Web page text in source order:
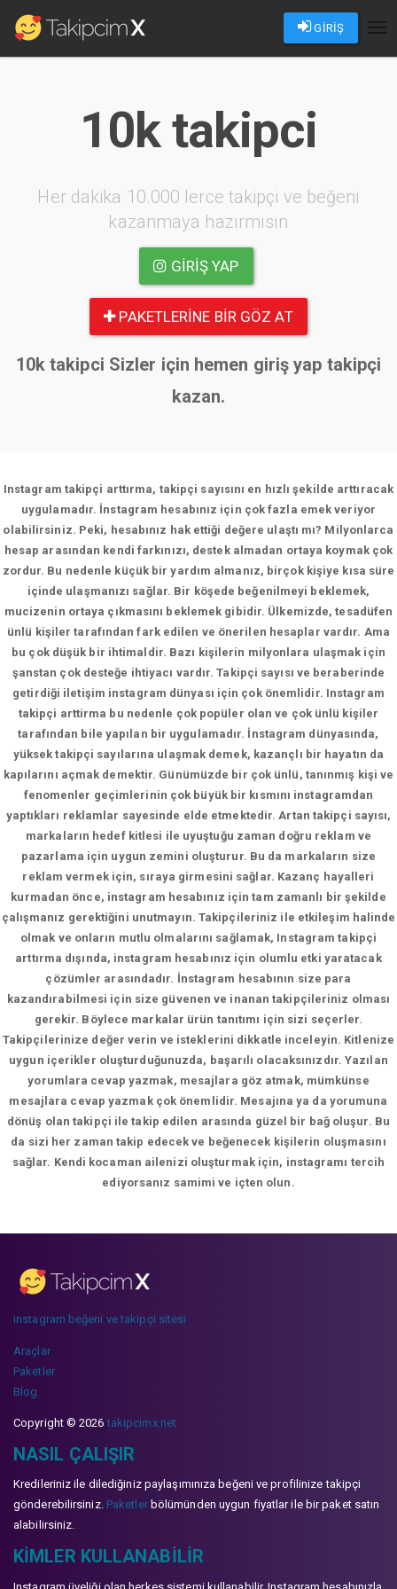
GİRİŞ
10k takipci
Her dakika 10.000 lerce takipçi ve beğeni
kazanmaya hazırmısın
GIRIŞ YAP
PAKETLERINE BIR GÖZ AT
10k takipci Sizler için hemen giriş yap takipçi
kazan.
Instagram takipçi arttırma, takipçi sayısını en hızlı şekilde arttıracak
uygulamadır. İnstagram hesabınız için çok fazla emek veriyor
olabilirsiniz. Peki, hesabınız hak ettiği değere ulaştı mı? Milyonlarca
hesap arasından kendi farkınızı, destek almadan ortaya koymak çok
zordur. Bu nedenle küçük bir yardım almanız, birçok kişiye kısa süre
içinde ulaşmanızı sağlar. Bir köşede beğenilmeyi beklemek,
mucizenin ortaya çıkmasını beklemek gibidir. Ülkemizde, tesadüfen
ünlü kişiler tarafından fark edilen ve önerilen hesaplar vardır. Ama
bu çok düşük bir ihtimaldir. Bazı kişilerin milyonlara ulaşmak için
şanstan çok desteğe ihtiyacı vardır. Takipçi sayısı ve beraberinde
getirdiği iletişim instagram dünyası için çok önemlidir. Instagram
takipçi arttirma bu nedenle çok popüler olan ve çok ünlü kişiler
tarafından bile yapılan bir uygulamadır. İnstagram dünyasında,
yüksek takipçi sayılarına ulaşmak demek, kazançlı bir hayatın da
kapılarını açmak demektir. Günümüzde bir çok ünlü, tanınmış kişi ve
fenomenler geçimlerinin çok büyük bir kısmını instagramdan
yaptıkları reklamlar sayesinde elde etmektedir. Artan takipçi sayısı,
markaların hedef kitlesi ile uyuştuğu zaman doğru reklam ve
pazarlama için uygun zemini oluşturur. Bu da markaların size
reklam vermek için, sıraya girmesini sağlar. Kazanç hayalleri
kurmadan önce, instagram hesabınız için tam zamanlı bir şekilde
çalışmanız gerektiğini unutmayın. Takipçileriniz ile etkileşim halinde
olmak ve onların mutlu olmalarını sağlamak, Instagram takipçi
arttırma dışında, instagram hesabınız için olumlu etki yaratacak
çözümler arasındadır. İnstagram hesabının size para
kazandırabilmesi için size güvenen ve inanan takipçileriniz olması
gerekir. Böylece markalar ürün tanıtımı için sizi seçerler.
Takipçilerinize değer verin ve isteklerini dikkatle inceleyin. Kitlenize
uygun içerikler oluşturduğunuzda, başarılı olacaksınızdır. Yazılan
yorumlara cevap yazmak, mesajlara göz atmak, mümkünse
mesajlara cevap yazmak çok önemlidir. Mesajına ya da yorumuna
dönüş olan takipçi ile takip edilen arasında güzel bir bağ oluşur. Bu
da sizi her zaman takip edecek ve beğenecek kişilerin oluşmasını
sağlar. Kendi kocaman ailenizi oluşturmak için, instagramı tercih
ediyorsanız samimi ve içten olun.
instagram beğeni ve takipçi sitesi
Araçlar
Paketler
Blog
Copyright © 2026takipcimx.net
NASIL ÇALIŞIR
Kredileriniz ile dilediğiniz paylaşımınıza beğeni ve profilinize takipçi
gönderebilirsiniz. Paketlerbölümünden uygun fiyatlar ile bir paket satın
alabilirsiniz.
KIMLER KULLANABILIR
Instagram üyeliği olan herkes sistemi kullanabilir. Instagram hesabınızla